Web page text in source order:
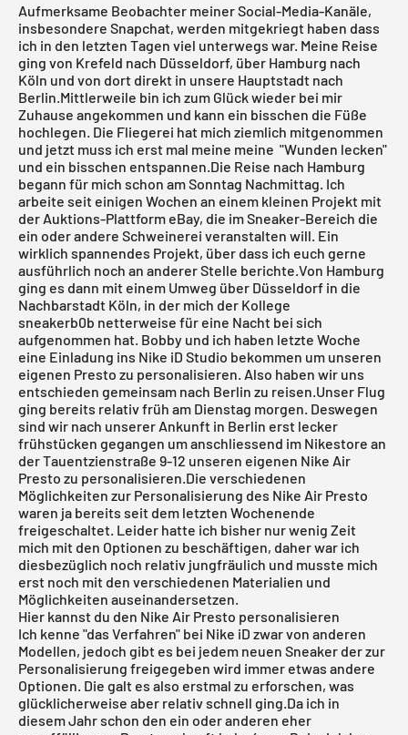
Aufmerksame Beobachter meiner Social-Media-Kanäle,
insbesondere Snapchat, werden mitgekriegt haben dass
ich in den letzten Tagen viel unterwegs war. Meine Reise
ging von Krefeld nach Düsseldorf, über Hamburg nach
Köln und von dort direkt in unsere Hauptstadt nach
Berlin.Mittlerweile bin ich zum Glück wieder bei mir
Zuhause angekommen und kann ein bisschen die Füße
hochlegen. Die Fliegerei hat mich ziemlich mitgenommen
und jetzt muss ich erst mal meine meine "Wunden lecken"
und ein bisschen entspannen.Die Reise nach Hamburg
begann für mich schon am Sonntag Nachmittag. Ich
arbeite seit einigen Wochen an einem kleinen Projekt mit
der Auktions-Plattform eBay, die im Sneaker-Bereich die
ein oder andere Schweinerei veranstalten will. Ein
wirklich spannendes Projekt, über dass ich euch gerne
ausführlich noch an anderer Stelle berichte.Von Hamburg
ging es dann mit einem Umweg über Düsseldorf in die
Nachbarstadt Köln, in der mich der Kollege
sneakerb0b netterweise für eine Nacht bei sich
aufgenommen hat. Bobby und ich haben letzte Woche
eine Einladung ins Nike iD Studio bekommen um unseren
eigenen Presto zu personalisieren . Also haben wir uns
entschieden gemeinsam nach Berlin zu reisen.Unser Flug
ging bereits relativ früh am Dienstag morgen. Deswegen
sind wir nach unserer Ankunft in Berlin erst lecker
frühstücken gegangen um anschliessend im Nikestore an
der Tauentzienstraße 9-12 unseren eigenen Nike Air
Presto zu personalisieren.Die verschiedenen
Möglichkeiten zur Personalisierung des Nike Air Presto
waren ja bereits seit dem letzten Wochenende
freigeschaltet. Leider hatte ich bisher nur wenig Zeit
mich mit den Optionen zu beschäftigen, daher war ich
diesbezüglich noch relativ jungfräulich und musste mich
erst noch mit den verschiedenen Materialien und
Möglichkeiten auseinandersetzen.
Hier kannst du den Nike Air Presto personalisieren
Ich kenne "das Verfahren" bei Nike iD zwar von anderen
Modellen, jedoch gibt es bei jedem neuen Sneaker der zur
Personalisierung freigegeben wird immer etwas andere
Optionen. Die galt es also erstmal zu erforschen, was
glücklicherweise aber relativ schnell ging.Da ich in
diesem Jahr schon den ein oder anderen eher